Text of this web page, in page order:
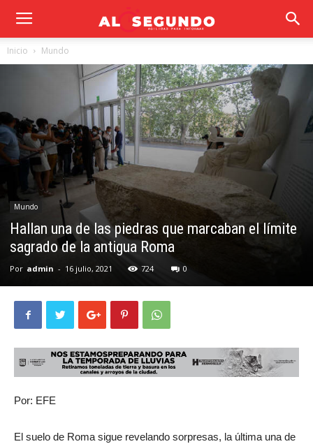
Inicio Mundo
Mundo
Hallan una de las piedras que marcaban el límite
sagrado de la antigua Roma
Por admin - 16 julio, 2021 724 0
Por: EFE
El suelo de Roma sigue revelando sorpresas, la última una de